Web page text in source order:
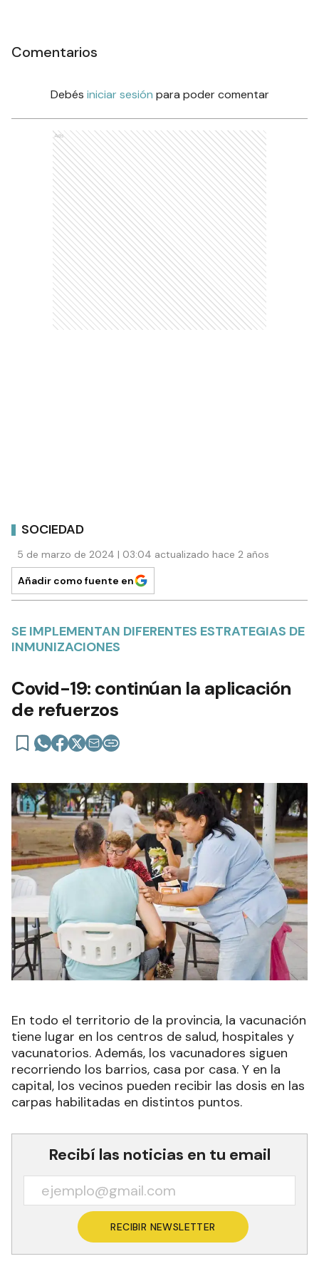
Comentarios
Debés iniciar sesión para poder comentar
Ads
SOCIEDAD
5 de marzo de 2024 | 03:04 actualizado hace 2 años
Añadir como fuente en
SE IMPLEMENTAN DIFERENTES ESTRATEGIAS DE
INMUNIZACIONES
Covid-19: continúan la aplicación
de refuerzos
En todo el territorio de la provincia, la vacunación
tiene lugar en los centros de salud, hospitales y
vacunatorios. Además, los vacunadores siguen
recorriendo los barrios, casa por casa. Y en la
capital, los vecinos pueden recibir las dosis en las
carpas habilitadas en distintos puntos.
Recibí las noticias en tu email
RECIBIR NEWSLETTER